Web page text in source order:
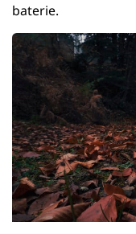
baterie.